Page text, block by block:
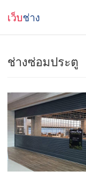
เว็บช่าง
ช่างซ่อมประตู